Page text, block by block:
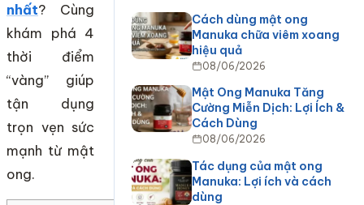
nhất? Cùng
khám phá 4
thời điểm
“vàng” giúp
tận dụng
trọn vẹn sức
mạnh từ mật
ong.
Cách dùng mật ong
Manuka chữa viêm xoang
hiệu quả
08/06/2026
Mật Ong Manuka Tăng
Cường Miễn Dịch: Lợi Ích &
Cách Dùng
08/06/2026
Tác dụng của mật ong
Manuka: Lợi ích và cách
dùng